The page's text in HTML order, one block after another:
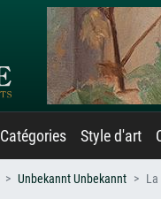
Catégories Style d'art
Unbekannt Unbekannt